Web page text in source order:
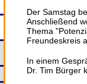
Der Samstag
Anschließend
Thema
Freundeskreis
In einem
Dr. Tim Bürger